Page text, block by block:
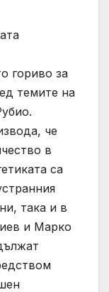
гориво за
темите на
че
в
са
така и в
и Марко